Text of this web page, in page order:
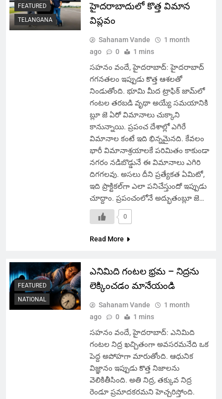
FEATURED
TELANGANA
హైదరాబాదులో కొత్త విమాన
విప్లవం
Sahanam Vande
1 month
ago
0 1 mins
సహనం వందే, హైదరాబాద్: హైదరాబాద్
గగనతలం ఇప్పుడు కొత్త ఆశలతో
నిండుతోంది. భూమి మీద ట్రాఫిక్ జామ్‌లో
గంటల తరబడి వృథా అయ్యే సమయానికి
బ్లూ జె ఏరో విమానాలు చుక్కాని
కానున్నాయి. ప్రపంచ దేశాల్లో ఎగిరే
విమానాల కంటే ఇది భిన్నమైనది. కేవలం
భారీ విమానాశ్రయాలకే పరిమితం కాకుండా
నగరం నడిబొడ్డునే ఈ విమానాలు ఎగిరి
దిగగలవు. అసలు దీని ప్రత్యేకత ఏమిటో,
ఇది ప్రాక్టికల్‌గా ఎలా పనిచేస్తుందో ఇప్పుడు
చూద్దాం. ప్రపంచంలోనే అద్భుతంబ్లూ జె…
0
Read More
FEATURED
NATIONAL
ఎనిమిది గంటల భ్రమ – నిద్రను
లెక్కించడం మానేయండి
Sahanam Vande
1 month
ago
0 1 mins
సహనం వందే, హైదరాబాద్: ఎనిమిది
గంటల నిద్ర ఖచ్చితంగా అవసరమనేది ఒక
పెద్ద అపోహగా మారుతోంది. ఆధునిక
విజ్ఞానం ఇప్పుడు కొత్త నిజాలను
వెలికితీసింది. అతి నిద్ర, తక్కువ నిద్ర
రెండూ ప్రమాదకరమని హెచ్చరిస్తోంది.